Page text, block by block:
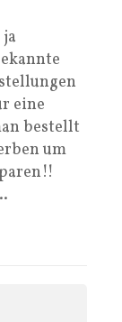
eine
bestellt
um